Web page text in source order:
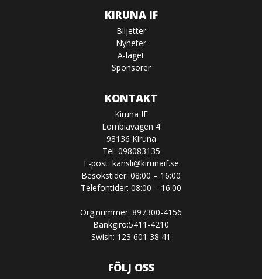
KIRUNA IF
Biljetter
Nyheter
A-laget
Sponsorer
KONTAKT
Kiruna IF
Lombiavägen 4
98136 Kiruna
Tel: 098083135
E-post: kansli@kirunaif.se
Besökstider: 08:00 – 16:00
Telefontider: 08:00 – 16:00
Org.nummer: 897300-4156
Bankgiro:5411-4210
Swish: 123 601 38 41
FÖLJ OSS